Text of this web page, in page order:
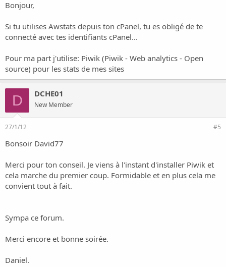
Bonjour,
Si tu utilises Awstats depuis ton cPanel, tu es obligé de te
connecté avec tes identifiants cPanel...
Pour ma part j'utilise: Piwik (Piwik - Web analytics - Open
source) pour les stats de mes sites
D DCHE01
New Member
27/1/12 #5
Bonsoir David77
Merci pour ton conseil. Je viens à l'instant d'installer Piwik et
cela marche du premier coup. Formidable et en plus cela me
convient tout à fait.
Sympa ce forum.
Merci encore et bonne soirée.
Daniel.